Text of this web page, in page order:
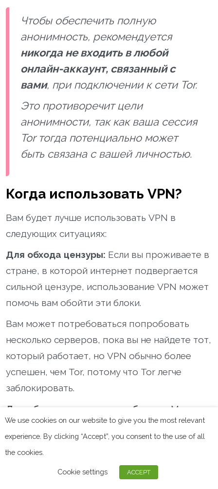
Чтобы обеспечить полную
анонимность, рекомендуется
никогда не входить в любой
онлайн-аккаунт, связанный с
вами, при подключении к сети Tor.
Это противоречит цели
анонимности, так как ваша сессия
Tor тогда потенциально может
быть связана с вашей личностью.
Когда использовать VPN?
Вам будет лучше использовать VPN в
следующих ситуациях:
Для обхода цензуры: Если вы проживаете в
стране, в которой интернет подвергается
сильной цензуре, использование VPN может
помочь вам обойти эти блоки.
Вам может потребоваться попробовать
несколько серверов, пока вы не найдете тот,
который работает, но VPN обычно более
успешен, чем Tor, потому что Tor легче
заблокировать.
Для обхода региональных блоков:
Многие
потоковые сайты — например, Netflix —
ограничивают доступ к некоторым своим
медиа на основе геолокации.
Французское содержимое доступно только
We use cookies on our website to give you the most relevant
experience. By clicking “Accept”, you consent to the use of all
the cookies.
Cookie settings ACCEPT